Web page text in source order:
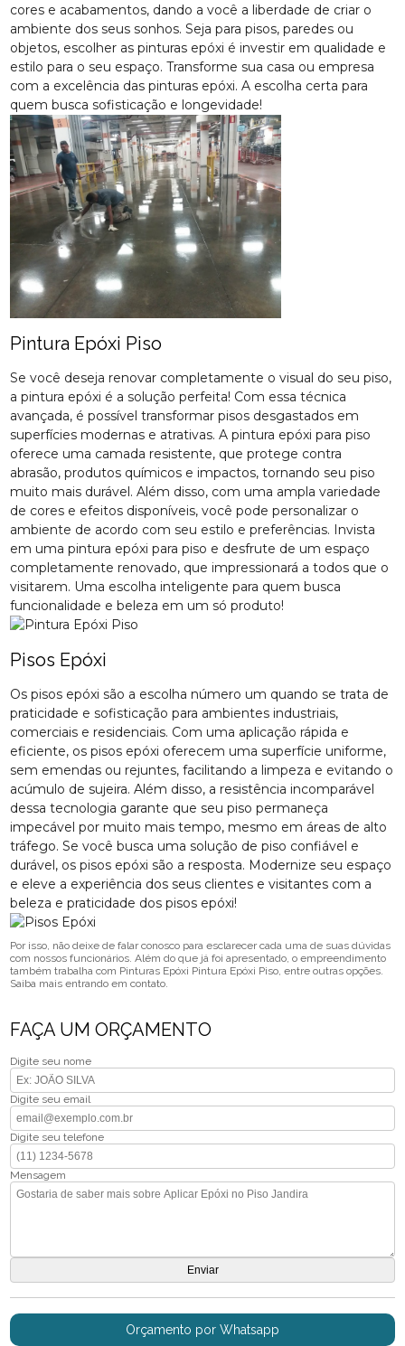
cores e acabamentos, dando a você a liberdade de criar o
ambiente dos seus sonhos. Seja para pisos, paredes ou
objetos, escolher as pinturas epóxi é investir em qualidade e
estilo para o seu espaço. Transforme sua casa ou empresa
com a excelência das pinturas epóxi. A escolha certa para
quem busca sofisticação e longevidade!
Pintura Epóxi Piso
Se você deseja renovar completamente o visual do seu piso,
a pintura epóxi é a solução perfeita! Com essa técnica
avançada, é possível transformar pisos desgastados em
superfícies modernas e atrativas. A pintura epóxi para piso
oferece uma camada resistente, que protege contra
abrasão, produtos químicos e impactos, tornando seu piso
muito mais durável. Além disso, com uma ampla variedade
de cores e efeitos disponíveis, você pode personalizar o
ambiente de acordo com seu estilo e preferências. Invista
em uma pintura epóxi para piso e desfrute de um espaço
completamente renovado, que impressionará a todos que o
visitarem. Uma escolha inteligente para quem busca
funcionalidade e beleza em um só produto!
Pisos Epóxi
Os pisos epóxi são a escolha número um quando se trata de
praticidade e sofisticação para ambientes industriais,
comerciais e residenciais. Com uma aplicação rápida e
eficiente, os pisos epóxi oferecem uma superfície uniforme,
sem emendas ou rejuntes, facilitando a limpeza e evitando o
acúmulo de sujeira. Além disso, a resistência incomparável
dessa tecnologia garante que seu piso permaneça
impecável por muito mais tempo, mesmo em áreas de alto
tráfego. Se você busca uma solução de piso confiável e
durável, os pisos epóxi são a resposta. Modernize seu espaço
e eleve a experiência dos seus clientes e visitantes com a
beleza e praticidade dos pisos epóxi!
Por isso, não deixe de falar conosco para esclarecer cada uma de suas dúvidas
com nossos funcionários. Além do que já foi apresentado, o empreendimento
também trabalha com Pinturas Epóxi Pintura Epóxi Piso, entre outras opções.
Saiba mais entrando em contato.
FAÇA UM ORÇAMENTO
Digite seu nome
Digite seu email
Digite seu telefone
Mensagem
Orçamento por Whatsapp